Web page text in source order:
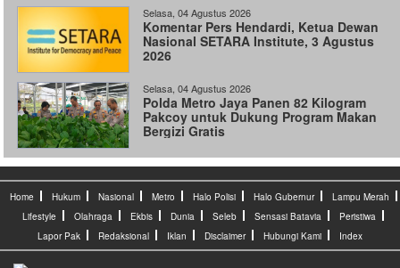
Selasa, 04 Agustus 2026
Komentar Pers Hendardi, Ketua Dewan
Nasional SETARA Institute, 3 Agustus
2026
Selasa, 04 Agustus 2026
Polda Metro Jaya Panen 82 Kilogram
Pakcoy untuk Dukung Program Makan
Bergizi Gratis
Home Hukum Nasional Metro Halo Polisi Halo Gubernur
Lampu Merah
Lifestyle
Olahraga Ekbis Dunia Seleb Sensasi Batavia
Peristiwa
Lapor Pak
Redaksional Iklan Disclaimer Hubungi Kami Index